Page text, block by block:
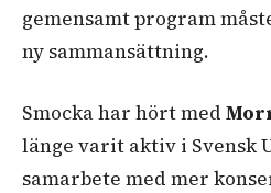
gemensamt program
ny sammansättning.
Smocka har hört med
länge varit aktiv i Svensk
samarbete med mer